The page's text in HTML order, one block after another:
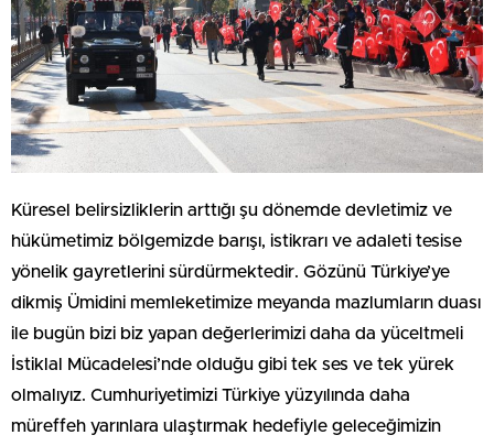
Küresel belirsizliklerin arttığı şu dönemde devletimiz ve
hükümetimiz bölgemizde barışı, istikrarı ve adaleti tesise
yönelik gayretlerini sürdürmektedir. Gözünü Türkiye’ye
dikmiş Ümidini memleketimize meyanda mazlumların duası
ile bugün bizi biz yapan değerlerimizi daha da yüceltmeli
İstiklal Mücadelesi’nde olduğu gibi tek ses ve tek yürek
olmalıyız. Cumhuriyetimizi Türkiye yüzyılında daha
müreffeh yarınlara ulaştırmak hedefiyle geleceğimizin